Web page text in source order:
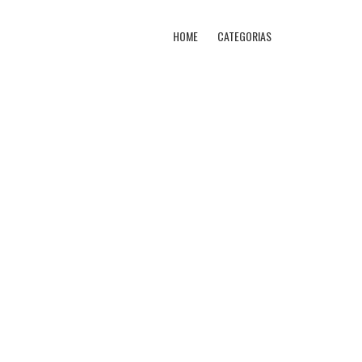
HOME CATEGORIAS